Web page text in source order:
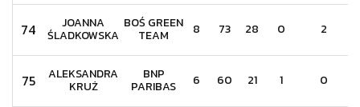
74 JOANNA
ŚLADKOWSKA
BOŚ GREEN
TEAM 8 73 28 0 2
75 ALEKSANDRA
KRUŻ
BNP
PARIBAS 6 60 21 1 0